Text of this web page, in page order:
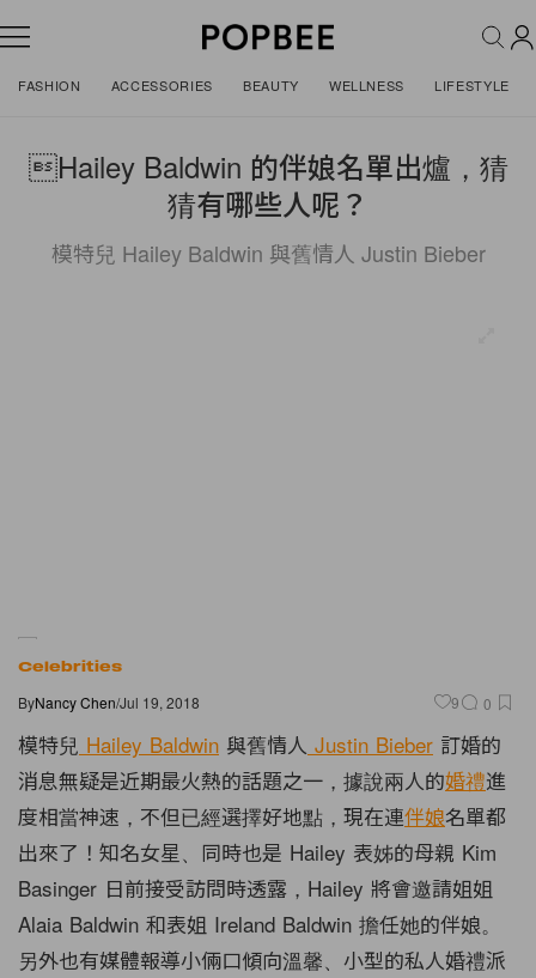
FASHION ACCESSORIES BEAUTY WELLNESS LIFESTYLE
Hailey Baldwin 的伴娘名單出爐，猜
猜有哪些人呢？
模特兒 Hailey Baldwin 與舊情人 Justin Bieber
Celebrities
ByNancy Chen/Jul 19, 2018 9 0
模特兒 Hailey Baldwin 與舊情人 Justin Bieber 訂婚的
消息無疑是近期最火熱的話題之一，據說兩人的婚禮進
度相當神速，不但已經選擇好地點，現在連伴娘名單都
出來了！知名女星、同時也是 Hailey 表姊的母親 Kim
Basinger 日前接受訪問時透露，Hailey 將會邀請姐姐
Alaia Baldwin 和表姐 Ireland Baldwin 擔任她的伴娘。
另外也有媒體報導小倆口傾向溫馨、小型的私人婚禮派